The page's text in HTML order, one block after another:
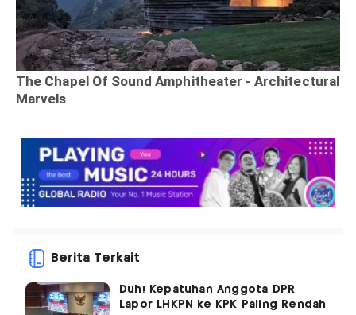
Berita Terkait
Duh! Kepatuhan Anggota DPR
Lapor LHKPN ke KPK Paling Rendah